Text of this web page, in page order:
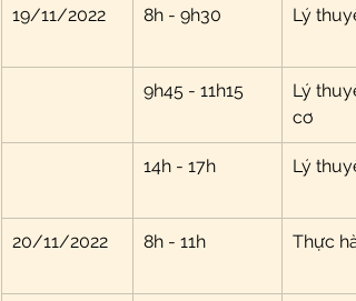
19/11/2022 8h - 9h30 Lý
9h45 - 11h15
Lý
cơ
14h - 17h Lý
20/11/2022 8h - 11h Thực